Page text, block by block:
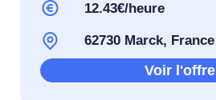
12.43€/heure
62730 Marck, France
Voir l'offre